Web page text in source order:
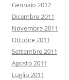
Gennaio 2012
Dicembre 2011
Novembre 2011
Ottobre 2011
Settembre 2011
Agosto 2011
Luglio 2011